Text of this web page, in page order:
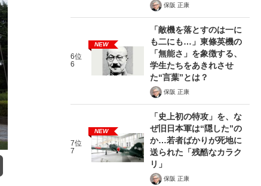
保阪 正康
6位
6
NEW
「敵機を落とすのは一に
も二にも…」東條英機の
「無能さ」を象徴する、
学生たちをあきれさせ
た“言葉”とは？
保阪 正康
7位
7
NEW
「史上初の特攻」を、な
ぜ旧日本軍は“隠した”の
か…若者ばかりが死地に
送られた「残酷なカラク
リ」
保阪 正康